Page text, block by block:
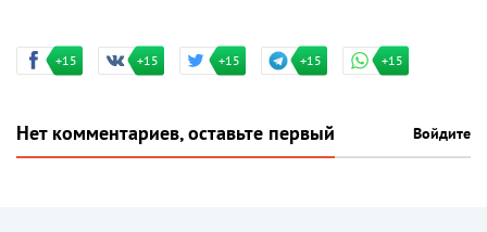
+15 +15 +15 +15 +15
Нет комментариев, оставьте первый Войдите